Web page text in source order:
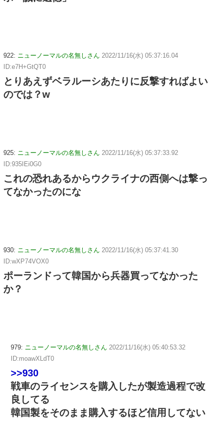
922: ニューノーマルの名無しさん 2022/11/16(水) 05:37:16.04
ID:e7H+GtQT0
とりあえずベラルーシあたりに反撃すればよい
のでは？w
925: ニューノーマルの名無しさん 2022/11/16(水) 05:37:33.92
ID:935IEi0G0
これの恐れあるからウクライナの西側へは撃っ
てなかったのにな
930: ニューノーマルの名無しさん 2022/11/16(水) 05:37:41.30
ID:wXP74VOX0
ポーランドって韓国から兵器買ってなかった
か？
979: ニューノーマルの名無しさん 2022/11/16(水) 05:40:53.32
ID:moawXLdT0
>>930
戦車のライセンスを購入したが製造過程で改
良してる
韓国製をそのまま購入するほど信用してない